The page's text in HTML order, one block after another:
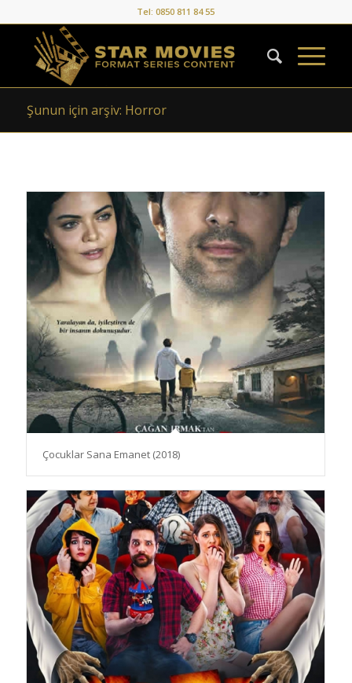
Tel: 0850 811 84 55
Şunun için arşiv: Horror
Çocuklar Sana Emanet (2018)